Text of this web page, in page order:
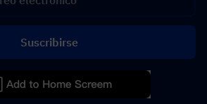
Suscribirse